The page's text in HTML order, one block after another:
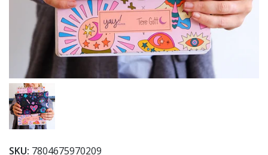
SKU: 7804675970209